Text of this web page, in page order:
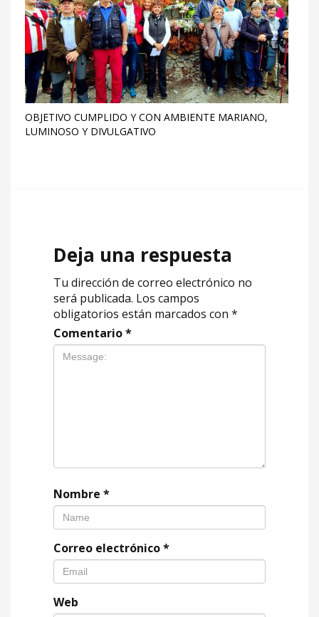
OBJETIVO CUMPLIDO Y CON AMBIENTE MARIANO,
LUMINOSO Y DIVULGATIVO
Deja una respuesta
Tu dirección de correo electrónico no
será publicada. Los campos
obligatorios están marcados con *
Comentario*
Nombre *
Correo electrónico*
Web